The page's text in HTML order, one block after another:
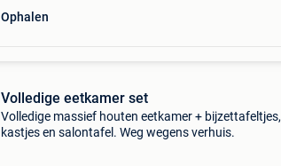
Ophalen
Volledige eetkamer set
Volledige massief houten eetkamer + bijzettafeltjes,
kastjes en salontafel. Weg wegens verhuis.